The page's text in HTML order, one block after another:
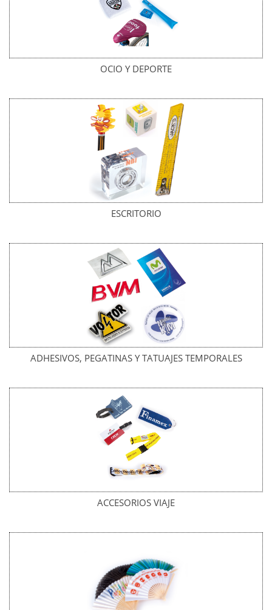
OCIO Y DEPORTE
ESCRITORIO
ADHESIVOS, PEGATINAS Y TATUAJES TEMPORALES
ACCESORIOS VIAJE